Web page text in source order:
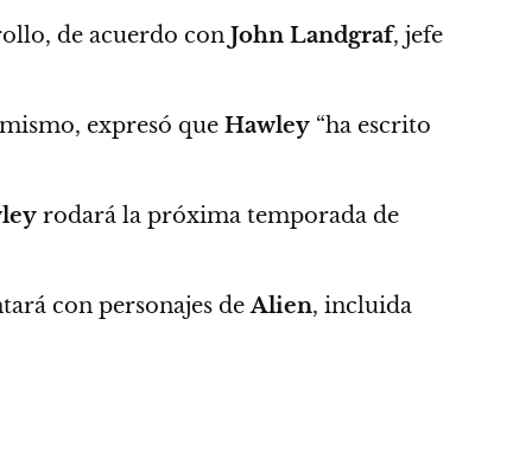
de acuerdo con John Landgraf, jefe
expresó que Hawley “ha escrito
rodará la próxima temporada de
con personajes deAlien, incluida